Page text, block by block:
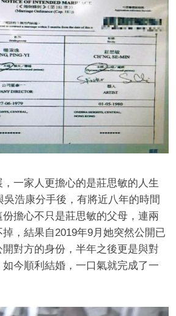
一家人更擔心的是莊思敏的人生
吳浩康分手後，有將近八年的時間
擔心不只是莊思敏的父母，連兩
，結果自2019年9月她突然公開已
對方的身份，半年之後更是與對
今順利結婚，一口氣就完成了一